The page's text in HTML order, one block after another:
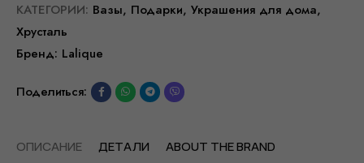
КАТЕГОРИИ: Вазы, Подарки, Украшения для дома,
Хрусталь
Бренд: Lalique
Поделиться:
ОПИСАНИЕ ДЕТАЛИ ABOUT THE BRAND